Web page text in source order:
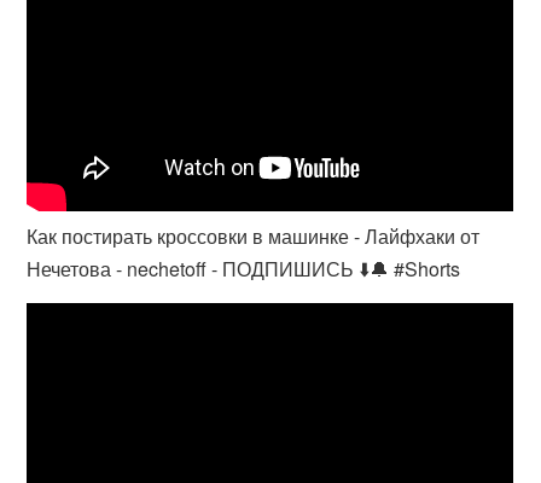
Как постирать кроссовки в машинке - Лайфхаки от
Нечетова - nechetoff - ПОДПИШИСЬ ⬇️🔔 #Shorts